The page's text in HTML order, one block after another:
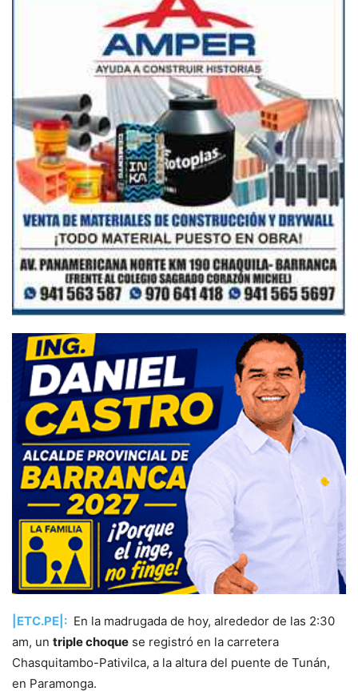
|ETC.PE|: En la madrugada de hoy, alrededor de las 2:30
am, un triple choque se registró en la carretera
Chasquitambo-Pativilca, a la altura del puente de Tunán,
en Paramonga.